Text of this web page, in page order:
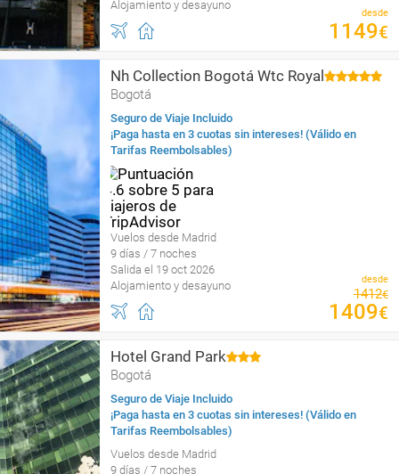
Alojamiento y desayuno
desde
1149€
Nh Collection Bogotá Wtc Royal
Bogotá
Seguro de Viaje Incluido
¡Paga hasta en 3 cuotas sin intereses! (Válido en
Tarifas Reembolsables)
Vuelos desde Madrid
9 días / 7 noches
Salida el 19 oct 2026
Alojamiento y desayuno
desde
1412€
1409€
Hotel Grand Park
Bogotá
Seguro de Viaje Incluido
¡Paga hasta en 3 cuotas sin intereses! (Válido en
Tarifas Reembolsables)
Vuelos desde Madrid
9 días / 7 noches